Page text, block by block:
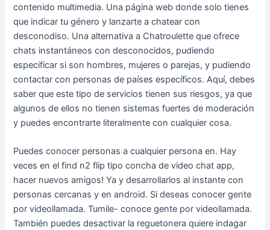
contenido multimedia. Una página web donde solo tienes
que indicar tu género y lanzarte a chatear con
desconodiso. Una alternativa a Chatroulette que ofrece
chats instantáneos con desconocidos, pudiendo
especificar si son hombres, mujeres o parejas, y pudiendo
contactar con personas de países específicos. Aquí, debes
saber que este tipo de servicios tienen sus riesgos, ya que
algunos de ellos no tienen sistemas fuertes de moderación
y puedes encontrarte literalmente con cualquier cosa.
Puedes conocer personas a cualquier persona en. Hay
veces en el find n2 flip tipo concha de video chat app,
hacer nuevos amigos! Ya y desarrollarlos al instante con
personas cercanas y en android. Si deseas conocer gente
por videollamada. Tumile- conoce gente por videollamada.
También puedes desactivar la reguetonera quiere indagar